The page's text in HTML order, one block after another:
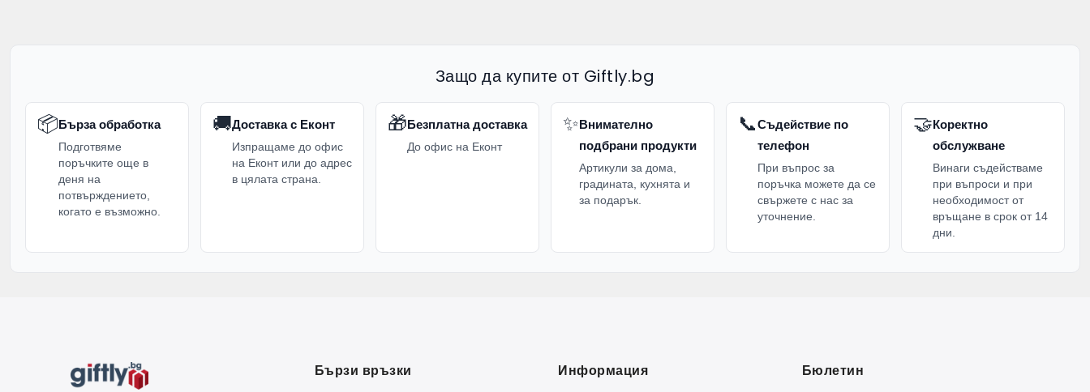
Защо да купите от Giftly.bg
📦Бърза обработка
Подготвяме
поръчките още в
деня на
потвърждението,
когато е възможно.
🚚Доставка с Еконт
Изпращаме до офис
на Еконт или до адрес
в цялата страна.
🎁Безплатна доставка
До офис на Еконт
✨Внимателно
подбрани продукти
Артикули за дома,
градината, кухнята и
за подарък.
📞Съдействие по
телефон
При въпрос за
поръчка можете да се
свържете с нас за
уточнение.
🤝Коректно
обслужване
Винаги съдействаме
при въпроси и при
необходимост от
връщане в срок от 14
дни.
Бързи връзки Информация Бюлетин